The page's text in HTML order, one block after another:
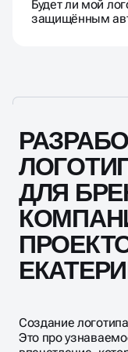
Будет ли мой
защищённым
ДЛЯ
Создание
Это про